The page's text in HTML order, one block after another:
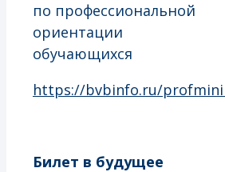
по профессиональной
ориентации
обучающихся
https://bvbinfo.ru/
Билет в будущее